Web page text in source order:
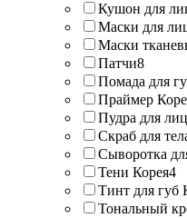
Кушон для
Маски для
Маски
Патчи8
Помада для
Праймер
Пудра для
Скраб для
Сыворотка
Тени Корея4
Тинт для губ
Тональный